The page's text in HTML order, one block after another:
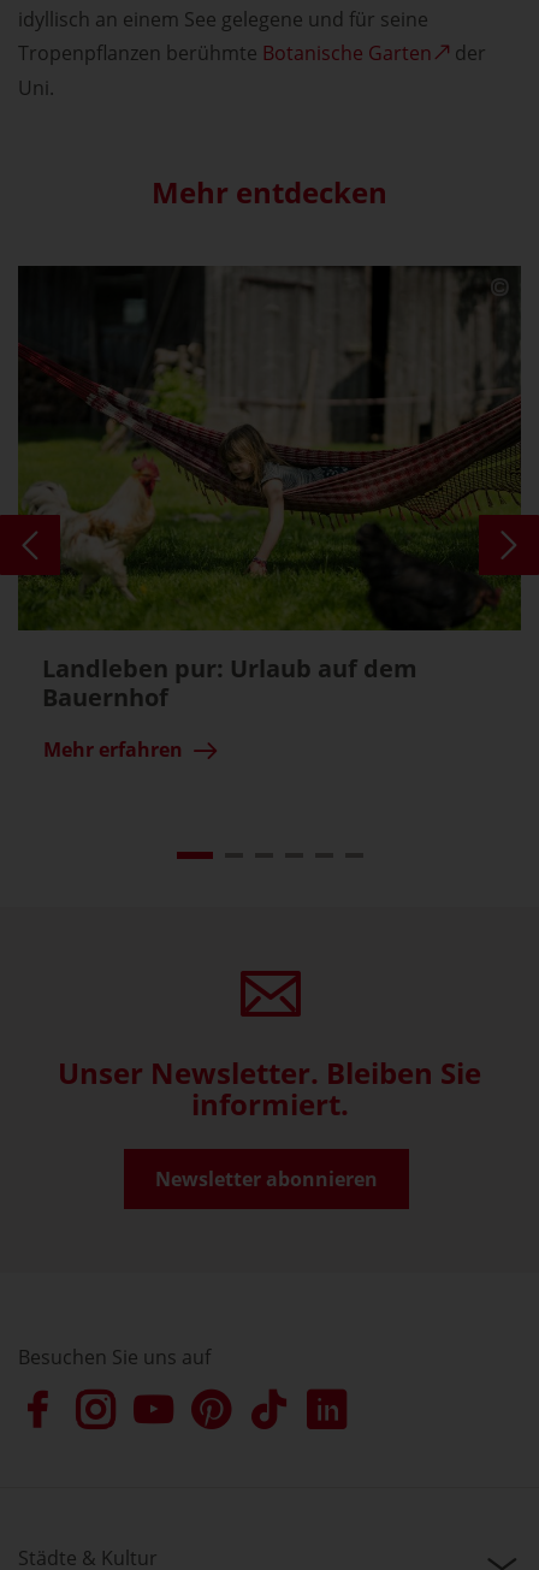
idyllisch an einem See gelegene und für seine
Tropenpflanzen berühmte Botanische Garten
der
Uni.
Mehr entdecken
Landleben pur: Urlaub auf dem
Bauernhof
Mehr erfahren
Unser Newsletter. Bleiben Sie
informiert.
Newsletter abonnieren
Besuchen Sie uns auf
Städte & Kultur